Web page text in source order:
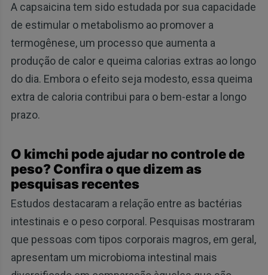
A capsaicina tem sido estudada por sua capacidade
de estimular o metabolismo ao promover a
termogênese, um processo que aumenta a
produção de calor e queima calorias extras ao longo
do dia. Embora o efeito seja modesto, essa queima
extra de caloria contribui para o bem-estar a longo
prazo.
O kimchi pode ajudar no controle de
peso? Confira o que dizem as
pesquisas recentes
Estudos destacaram a relação entre as bactérias
intestinais e o peso corporal. Pesquisas mostraram
que pessoas com tipos corporais magros, em geral,
apresentam um microbioma intestinal mais